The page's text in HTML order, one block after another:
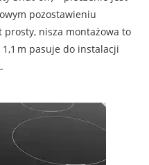
pozostawieniu
prosty, nisza montażowa to
1,1 m pasuje do instalacji